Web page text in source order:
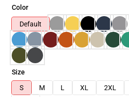
Color
Default
Size
S
M L XL 2XL